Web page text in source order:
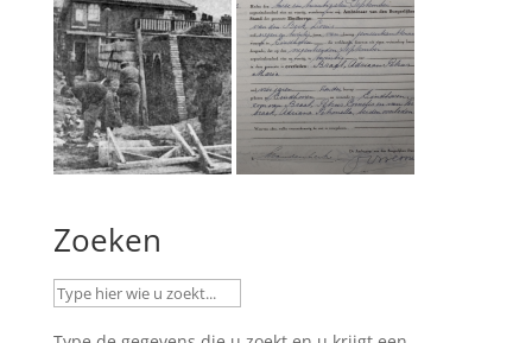
Zoeken